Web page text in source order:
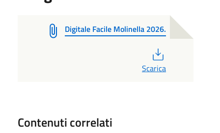
Digitale Facile Molinella 2026.
Scarica
Contenuti correlati